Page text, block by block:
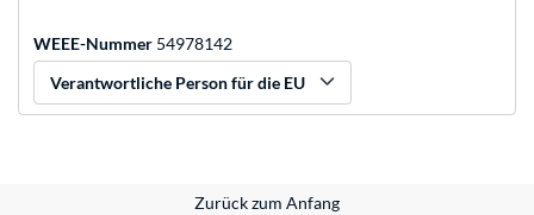
WEEE-Nummer 54978142
Verantwortliche Person für die EU
Zurück zum Anfang